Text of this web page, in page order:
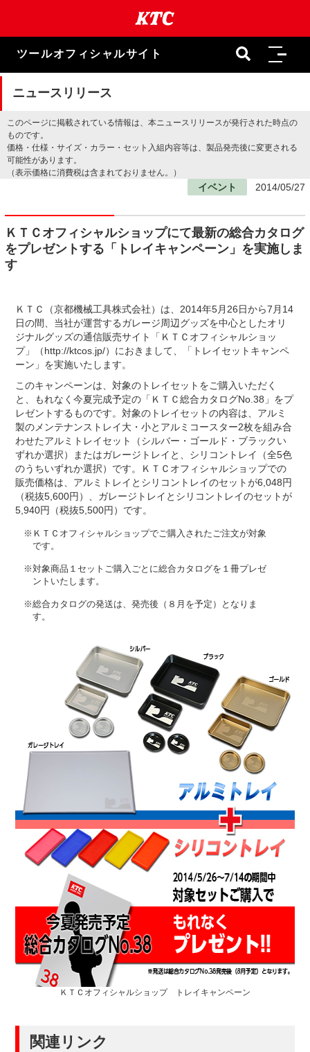
ま
キ
ツールオフィシャルサイト
ニュースリリース
このページに掲載されている情報は、本ニュースリリースが発行された時点の
ものです。
価格・仕様・サイズ・カラー・セット入組内容等は、製品発売後に変更される
可能性があります。
（表示価格に消費税は含まれておりません。）
イベント 2014/05/27
ＫＴＣオフィシャルショップにて最新の総合カタログ
をプレゼントする「トレイキャンペーン」を実施しま
す
ＫＴＣ（京都機械工具株式会社）は、2014年5月26日から7月14
日の間、当社が運営するガレージ周辺グッズを中心としたオリ
ジナルグッズの通信販売サイト「ＫＴＣオフィシャルショッ
プ」（http://ktcos.jp/）におきまして、「トレイセットキャンペ
ーン」を実施いたします。
このキャンペーンは、対象のトレイセットをご購入いただく
と、もれなく今夏完成予定の「ＫＴＣ総合カタログNo.38」をプ
レゼントするものです。対象のトレイセットの内容は、アルミ
製のメンテナンストレイ大・小とアルミコースター2枚を組み合
わせたアルミトレイセット（シルバー・ゴールド・ブラックい
ずれか選択）またはガレージトレイと、シリコントレイ（全5色
のうちいずれか選択）です。ＫＴＣオフィシャルショップでの
販売価格は、アルミトレイとシリコントレイのセットが6,048円
（税抜5,600円）、ガレージトレイとシリコントレイのセットが
5,940円（税抜5,500円）です。
※ＫＴＣオフィシャルショップでご購入されたご注文が対象
です。
※対象商品１セットご購入ごとに総合カタログを１冊プレゼ
ントいたします。
※総合カタログの発送は、発売後（８月を予定）となりま
す。
ＫＴＣオフィシャルショップ トレイキャンペーン
関連リンク